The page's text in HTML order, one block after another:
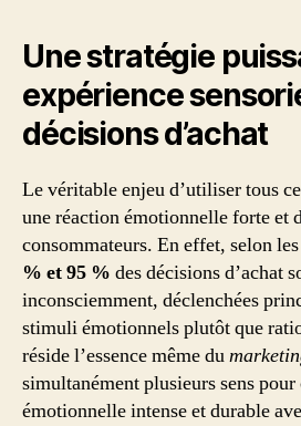
Une stratégie
expérience
décisions d’achat
Le véritable enjeu d’utiliser tous
une réaction émotionnelle forte et
consommateurs. En effet, selon
% et 95 % des décisions d’achat
inconsciemment, déclenchées
stimuli émotionnels plutôt que
réside l’essence même du
simultanément plusieurs sens
émotionnelle intense et durable